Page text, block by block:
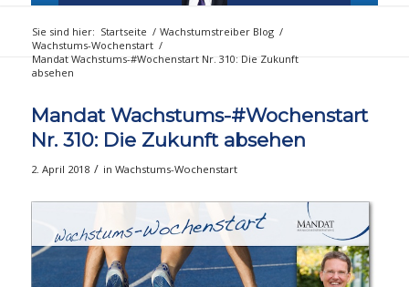
Sie sind hier: Startseite / Wachstumstreiber Blog /
Wachstums-Wochenstart /
Mandat Wachstums-#Wochenstart Nr. 310: Die Zukunft
absehen
Mandat Wachstums-#Wochenstart
Nr. 310: Die Zukunft absehen
2. April 2018 / in Wachstums-Wochenstart